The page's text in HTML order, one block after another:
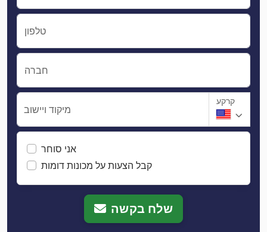
טלפון
חברה
מיקוד ויישוב
קרקע
אני סוחר
קבל הצעות על מכונות דומות
שלח בקשה